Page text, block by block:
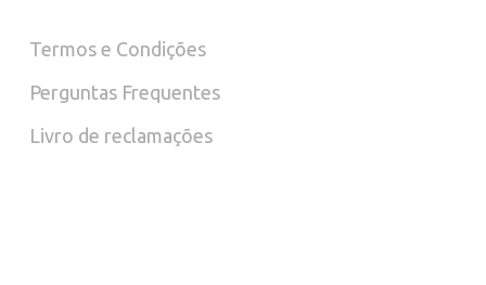
Termos e Condições
Perguntas Frequentes
Livro de reclamações